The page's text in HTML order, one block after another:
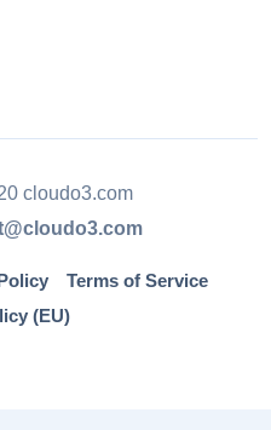
cloudo3.com
Terms of Service
(EU)